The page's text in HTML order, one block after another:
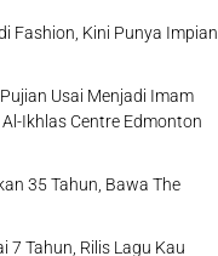
Fashion, Kini Punya Impian
Usai Menjadi Imam
Ikhlas Centre Edmonton
35 Tahun, Bawa The
7 Tahun, Rilis Lagu Kau